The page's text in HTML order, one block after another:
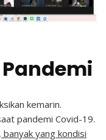
kemarin.
pandemi Covid-19.
banyak yang kondisi